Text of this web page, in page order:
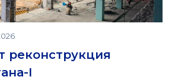
реконструкция
I